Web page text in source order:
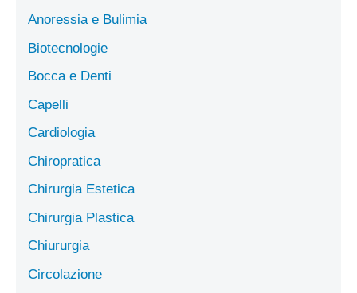
Anoressia e Bulimia
Biotecnologie
Bocca e Denti
Capelli
Cardiologia
Chiropratica
Chirurgia Estetica
Chirurgia Plastica
Chiururgia
Circolazione